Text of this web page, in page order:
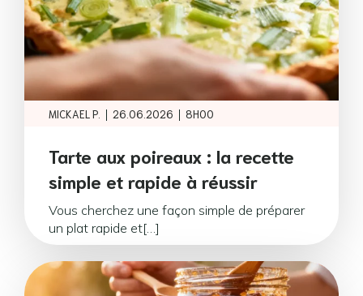
MICKAEL P. | 26.06.2026 | 8H00
Tarte aux poireaux : la recette
simple et rapide à réussir
Vous cherchez une façon simple de préparer
un plat rapide et[…]